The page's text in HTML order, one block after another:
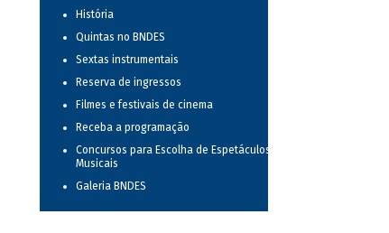
História
Quintas no BNDES
Sextas instrumentais
Reserva de ingressos
Filmes e festivais de cinema
Receba a programação
Concursos para Escolha de Espetáculos
Musicais
Galeria BNDES